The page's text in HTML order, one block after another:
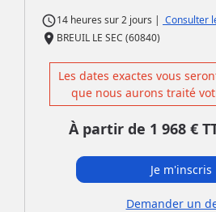
access_time14 heures sur2 jours | Consulter
place BREUIL LE SEC (60840)
Les dates exactes vous
que nous aurons traité
À partir de 1 968 €
Je m'inscris
Demander un